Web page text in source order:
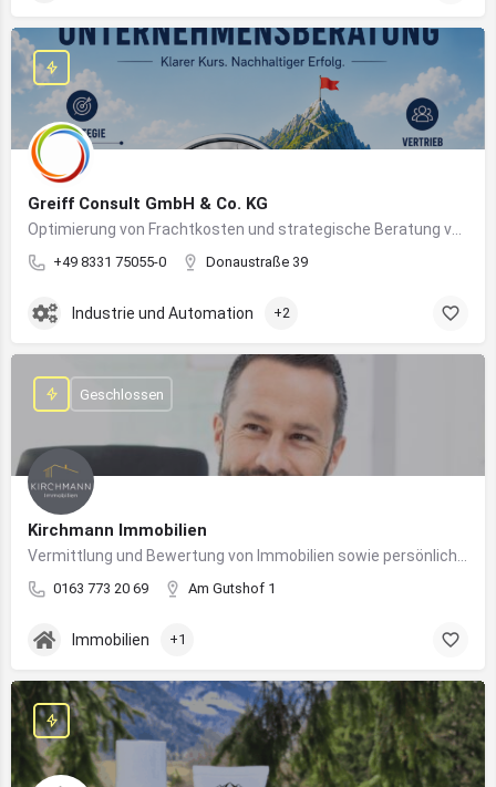
Greiff Consult GmbH & Co. KG
+49 8331 75055-0 Donaustraße 39
Industrie und Automation +2
Kirchmann Immobilien
0163 773 20 69 Am Gutshof 1
Geschlossen
Immobilien +1